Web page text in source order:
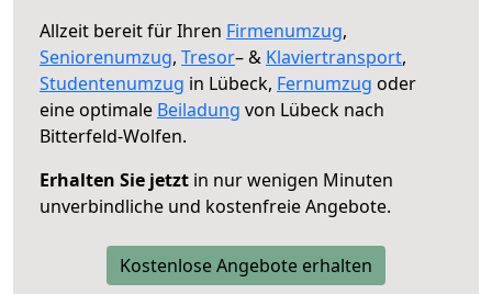
Allzeit bereit für Ihren Firmenumzug,
Seniorenumzug, Tresor– & Klaviertransport,
Studentenumzug in Lübeck, Fernumzug oder
eine optimale Beiladung von Lübeck nach
Bitterfeld-Wolfen.
Erhalten Sie jetzt in nur wenigen Minuten
unverbindliche und kostenfreie Angebote.
Kostenlose Angebote erhalten